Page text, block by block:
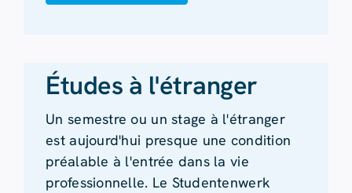
Études à l'étranger
Un semestre ou un stage à l'étranger
est aujourd'hui presque une condition
préalable à l'entrée dans la vie
professionnelle. Le Studentenwerk